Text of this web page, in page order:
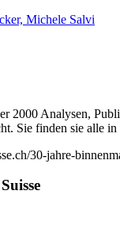
Michele Salvi
2000 Analysen,
Sie finden sie alle
30-jahre-